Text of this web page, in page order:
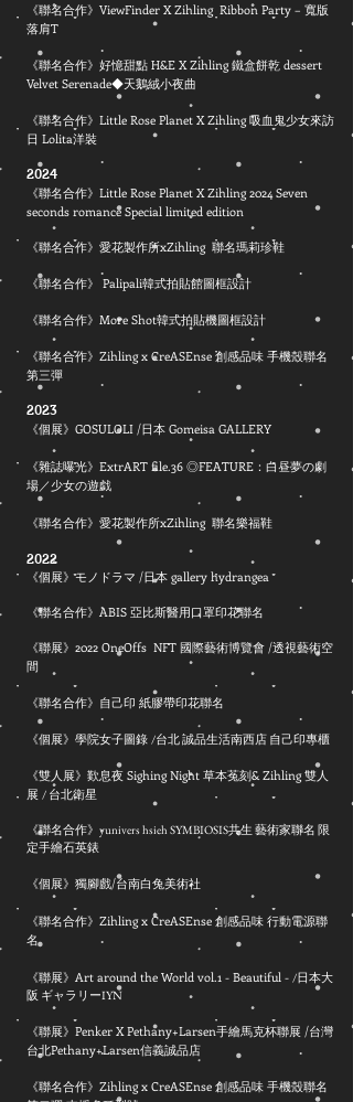
​《聯名合作》ViewFinder X Zihling Ribbon Party – 寬版
落肩T
《聯名合作》好憶甜點 H&E X Zihling 鐵盒餅乾 dessert
Velvet Serenade◆天鵝絨小夜曲
《聯名合作》Little Rose Planet X Zihling 吸血鬼少女來訪
日 Lolita洋裝
2024
《聯名合作》Little Rose Planet X Zihling 2024 Seven
seconds romance Special limited edition
《聯名合作》愛花製作所xZihling 聯名瑪莉珍鞋
《聯名合作》 Palipali韓式拍貼館圖框設計
《聯名合作》More Shot韓式拍貼機圖框設計
《聯名合作》Zihling x CreASEnse 創感品味 手機殼聯名
第三彈
2023
《個展》GOSULOLI /日本 Gomeisa GALLERY
《雜誌曝光》ExtrART file.36 ◎FEATURE：白昼夢の劇
場／少女の遊戯
《聯名合作》愛花製作所xZihling 聯名樂福鞋
2022
《個展》モノドラマ /日本 gallery hydrangea
《聯名合作》ABIS 亞比斯醫用口罩印花聯名
《聯展》2022 OneOffs NFT 國際藝術博覽會 /透視藝術空
間
《聯名合作》自己印 紙膠帶印花聯名
《個展》學院女子圖錄 /台北 誠品生活南西店 自己印專櫃
《雙人展》歎息夜 Sighing Night 草本菟刻& Zihling 雙人
展 / 台北衛星
《聯名合作》yunivers hsieh SYMBIOSIS共生 藝術家聯名 限
定手繪石英錶
《個展》獨腳戲/台南白兔美術社
《聯名合作》Zihling x CreASEnse 創感品味 行動電源聯
名
《聯展》 Art around the World vol.1 - Beautiful - /日本大
阪 ギャラリーIYN
《聯展》Penker X Pethany+Larsen手繪馬克杯聯展 /台灣
台北Pethany+Larsen信義誠品店
《聯名合作》Zihling x CreASEnse 創感品味 手機殼聯名